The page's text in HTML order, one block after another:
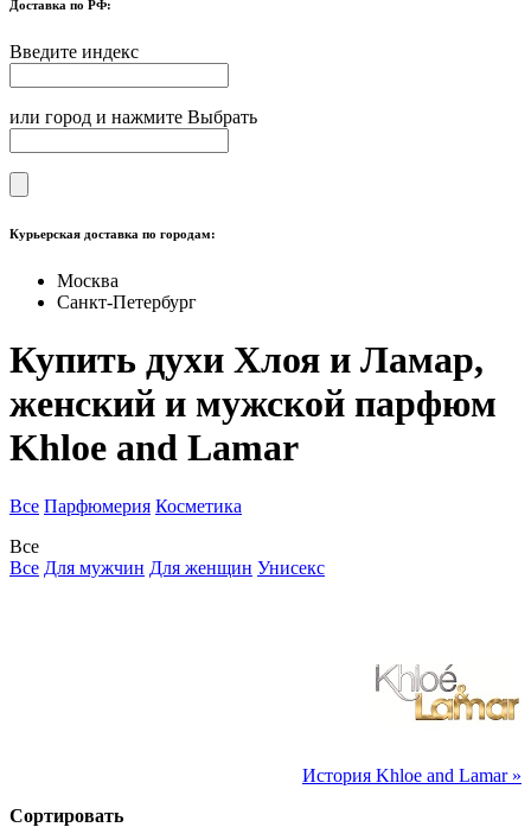
Доставка по РФ:
Введите индекс
или город и нажмите Выбрать
Курьерская доставка по городам:
Москва
Санкт-Петербург
Купить духи Хлоя и Ламар,
женский и мужской парфюм
Khloe and Lamar
Все Парфюмерия Косметика
Все
Все Для мужчин Для женщин Унисекс
История Khloe and Lamar »
Сортировать